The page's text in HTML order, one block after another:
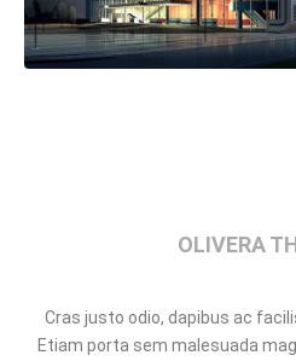
OLIVERA
Cras justo odio, dapibus ac
Etiam porta sem malesuada